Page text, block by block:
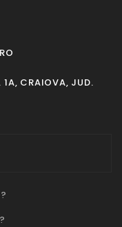
1A, CRAIOVA, JUD.